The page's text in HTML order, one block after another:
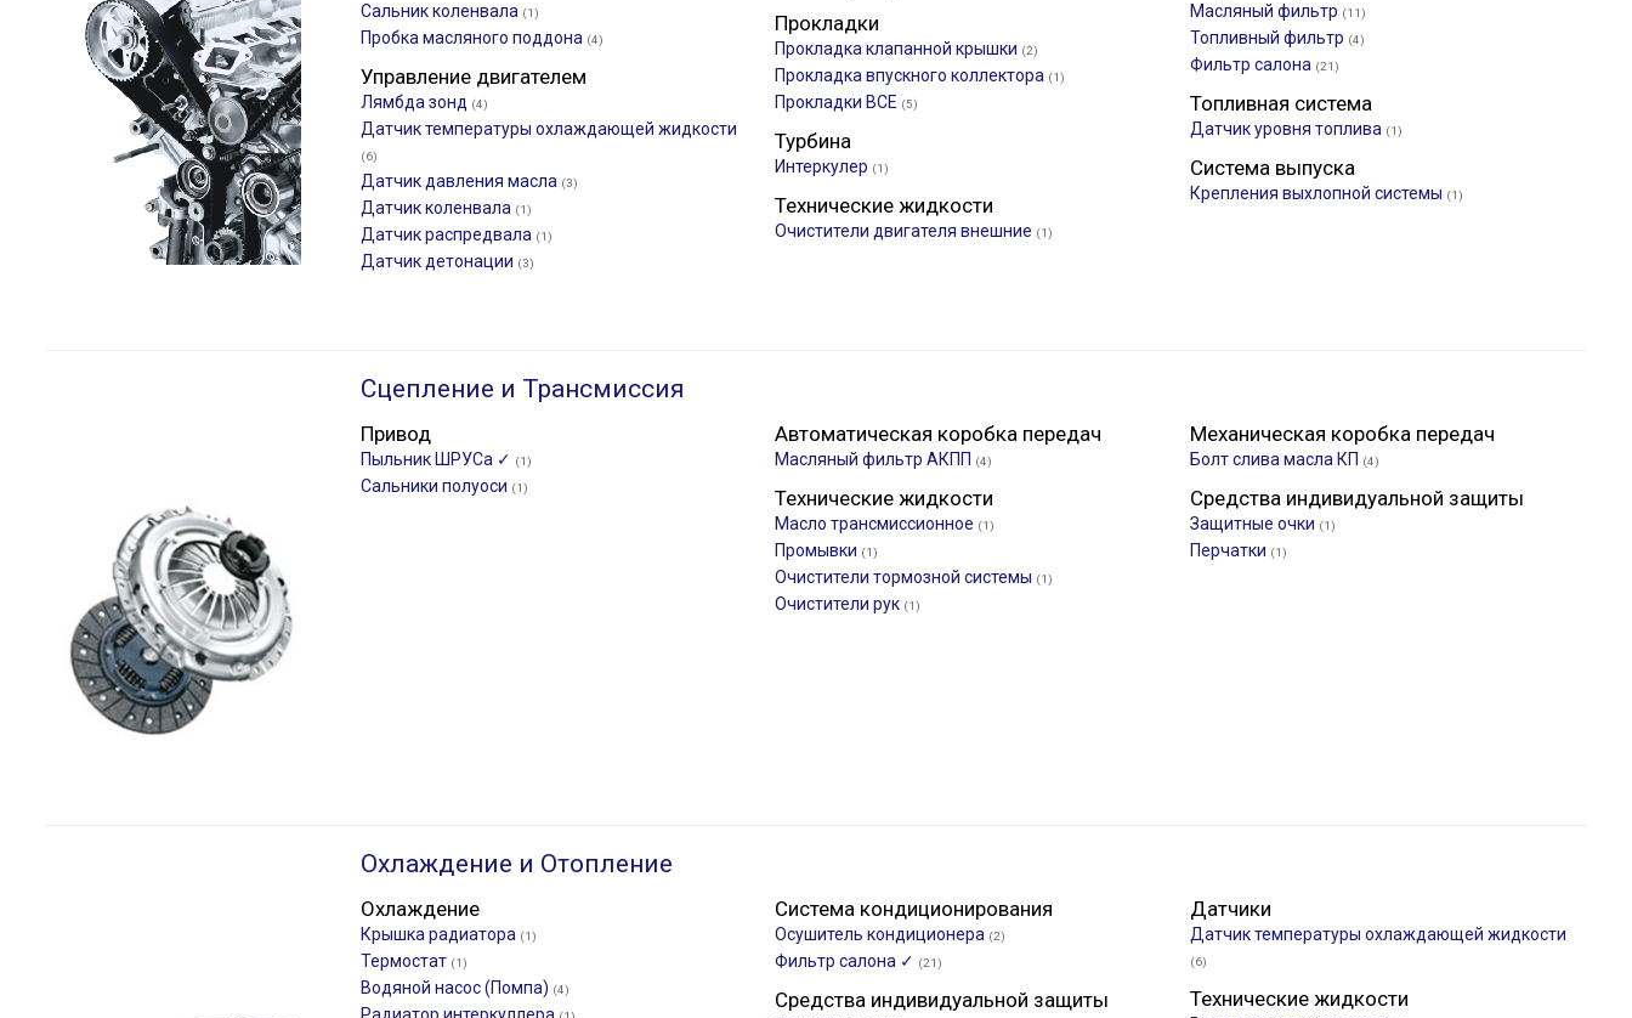
Сальник коленвала (1)
Пробка масляного поддона (4)
Масляный фильтр (11)
Топливный фильтр (4)
Фильтр салона (21)
Прокладки
Прокладка клапанной крышки (2)
Прокладка впускного коллектора (1)
Прокладки ВСЕ (5)
Управление двигателем
Лямбда зонд (4)
Датчик температуры охлаждающей жидкости
(6)
Датчик давления масла (3)
Датчик коленвала (1)
Датчик распредвала (1)
Датчик детонации (3)
Топливная система
Датчик уровня топлива (1)
Турбина
Интеркулер (1) Система выпуска
Крепления выхлопной системы (1)
Технические жидкости
Очистители двигателя внешние (1)
Сцепление и Трансмиссия
Привод
Пыльник ШРУСа ✓ (1)
Сальники полуоси (1)
Автоматическая коробка передач
Масляный фильтр АКПП (4)
Механическая коробка передач
Болт слива масла КП (4)
Технические жидкости
Масло трансмиссионное (1)
Промывки (1)
Очистители тормозной системы (1)
Очистители рук (1)
Средства индивидуальной защиты
Защитные очки (1)
Перчатки (1)
Охлаждение и Отопление
Охлаждение
Крышка радиатора (1)
Термостат (1)
Водяной насос (Помпа) (4)
Система кондиционирования
Осушитель кондиционера (2)
Фильтр салона ✓ (21)
Датчики
Датчик температуры охлаждающей жидкости
(6)
Технические жидкости
Средства индивидуальной защиты